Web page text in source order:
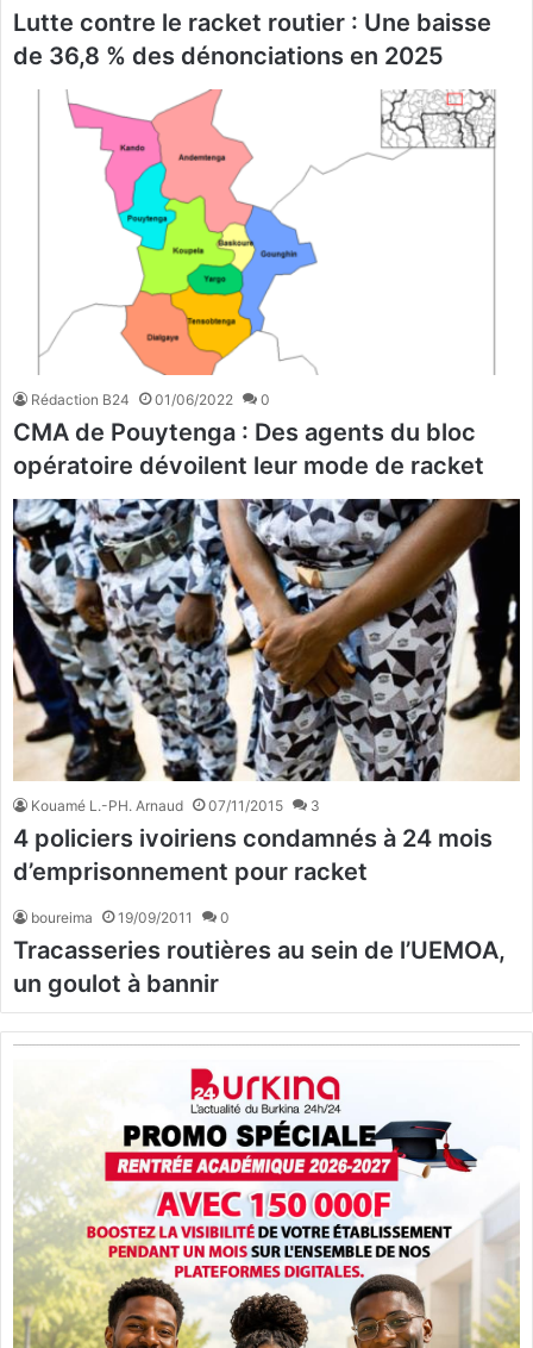
Lutte contre le racket routier : Une baisse
de 36,8 % des dénonciations en 2025
Rédaction B24 01/06/2022 0
CMA de Pouytenga : Des agents du bloc
opératoire dévoilent leur mode de racket
Kouamé L.-PH. Arnaud 07/11/2015 3
4 policiers ivoiriens condamnés à 24 mois
d’emprisonnement pour racket
boureima 19/09/2011 0
Tracasseries routières au sein de l’UEMOA,
un goulot à bannir